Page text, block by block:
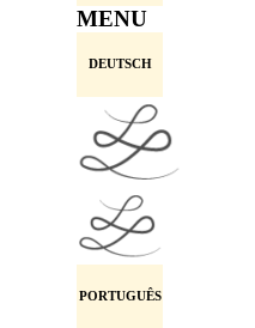
MENU
DEUTSCH
PORTUGUÊS